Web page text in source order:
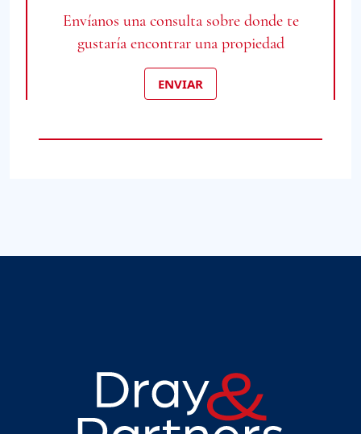
Envíanos una consulta sobre donde te
gustaría encontrar una propiedad
ENVIAR